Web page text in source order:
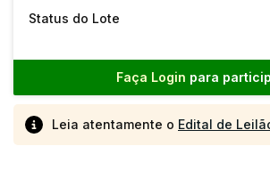
Status do Lote
Faça Login para
Leia atentamente o Edital de